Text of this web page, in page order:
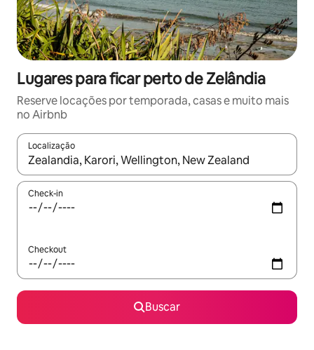
Lugares para ficar perto de Zelândia
Reserve locações por temporada, casas e muito mais
no Airbnb
Localização
Quando os resultados estiverem disponíveis, explore-os
Check-in
Checkout
Buscar